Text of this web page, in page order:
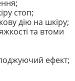
стоп;
дію на шкіру;
та втоми
ефект;